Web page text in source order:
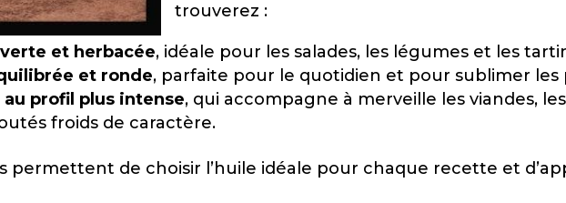
trouverez :
et herbacée, idéale pour les salades, les légumes et les
et ronde, parfaite pour le quotidien et pour sublimer les
profil plus intense, qui accompagne à merveille les viandes,
froids de caractère.
permettent de choisir l’huile idéale pour chaque recette et